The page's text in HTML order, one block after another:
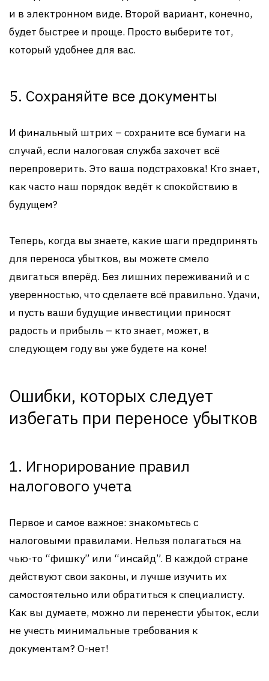
и в электронном виде. Второй вариант, конечно,
будет быстрее и проще. Просто выберите тот,
который удобнее для вас.
5. Сохраняйте все документы
И финальный штрих – сохраните все бумаги на
случай, если налоговая служба захочет всё
перепроверить. Это ваша подстраховка! Кто знает,
как часто наш порядок ведёт к спокойствию в
будущем?
Теперь, когда вы знаете, какие шаги предпринять
для переноса убытков, вы можете смело
двигаться вперёд. Без лишних переживаний и с
уверенностью, что сделаете всё правильно. Удачи,
и пусть ваши будущие инвестиции приносят
радость и прибыль – кто знает, может, в
следующем году вы уже будете на коне!
Ошибки, которых следует
избегать при переносе убытков
1. Игнорирование правил
налогового учета
Первое и самое важное: знакомьтесь с
налоговыми правилами. Нельзя полагаться на
чью-то “фишку” или “инсайд”. В каждой стране
действуют свои законы, и лучше изучить их
самостоятельно или обратиться к специалисту.
Как вы думаете, можно ли перенести убыток, если
не учесть минимальные требования к
документам? О-нет!